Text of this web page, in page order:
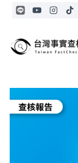
Skip